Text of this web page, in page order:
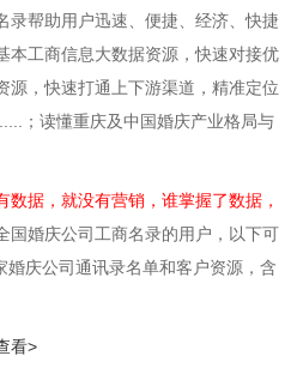
录帮助用户迅速、便捷、经济、快捷
本工商信息大数据资源，快速对接优
源，快速打通上下游渠道，精准定位
；读懂重庆及中国婚庆产业格局与
数据，就没有营销，谁掌握了数据，
国婚庆公司工商名录的用户，以下可
婚庆公司通讯录名单和客户资源，含
看>